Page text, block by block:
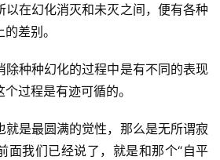
以在幻化消灭和未灭之间，便有各种
差别。
除种种幻化的过程中是有不同的表现
过程是有迹可循的。
就是最圆满的觉性，那么是无所谓寂
面我们已经说了，就是和那个“自平